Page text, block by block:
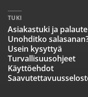
TUKI
Asiakastuki ja palaute
Unohditko
Usein kysyttyä
Turvallisuusohjeet
Käyttöehdot